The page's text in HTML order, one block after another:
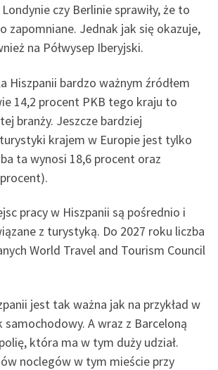
czy Berlinie sprawiły, że to
zapomniane. Jednak jak się okazuje,
na Półwysep Iberyjski.
Hiszpanii bardzo ważnym źródłem
14,2 procent PKB tego kraju to
branży. Jeszcze bardziej
krajem w Europie jest tylko
ta wynosi 18,6 procent oraz
pracy w Hiszpanii są pośrednio i
z turystyką. Do 2027 roku liczba
World Travel and Tourism Council
jest tak ważna jak na przykład w
samochodowy. A wraz z Barceloną
która ma w tym duży udział.
noclegów w tym mieście przy